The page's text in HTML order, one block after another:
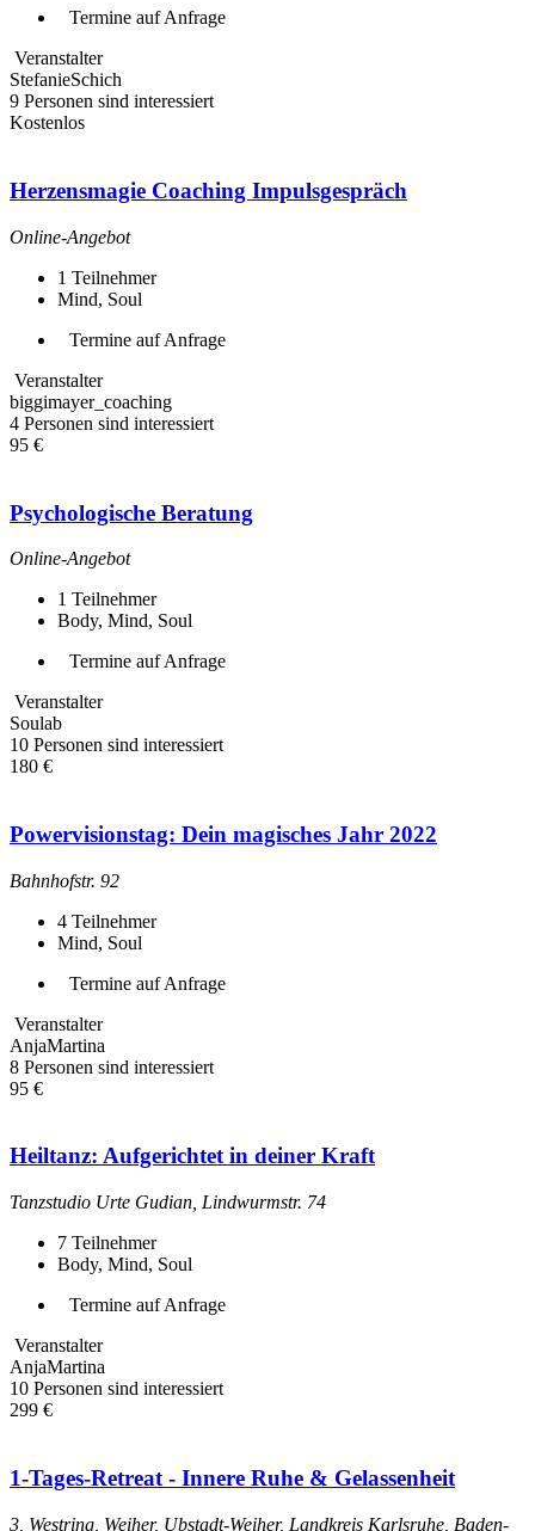
Termine auf Anfrage
Veranstalter
StefanieSchich
9 Personen sind interessiert
Kostenlos
Herzensmagie Coaching Impulsgespräch
Online-Angebot
1 Teilnehmer
Mind, Soul
Termine auf Anfrage
Veranstalter
biggimayer_coaching
4 Personen sind interessiert
95 €
Psychologische Beratung
Online-Angebot
1 Teilnehmer
Body, Mind, Soul
Termine auf Anfrage
Veranstalter
Soulab
10 Personen sind interessiert
180 €
Powervisionstag: Dein magisches Jahr 2022
Bahnhofstr. 92
4 Teilnehmer
Mind, Soul
Termine auf Anfrage
Veranstalter
AnjaMartina
8 Personen sind interessiert
95 €
Heiltanz: Aufgerichtet in deiner Kraft
Tanzstudio Urte Gudian, Lindwurmstr. 74
7 Teilnehmer
Body, Mind, Soul
Termine auf Anfrage
Veranstalter
AnjaMartina
10 Personen sind interessiert
299 €
1-Tages-Retreat - Innere Ruhe & Gelassenheit
3, Westring, Weiher, Ubstadt-Weiher, Landkreis Karlsruhe, Baden-